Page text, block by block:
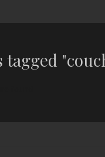
tagged